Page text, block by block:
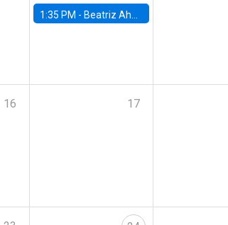
1:35 PM - Beatriz Ahumada, PhD candidate, Universidad de Pittsburgh
16 17